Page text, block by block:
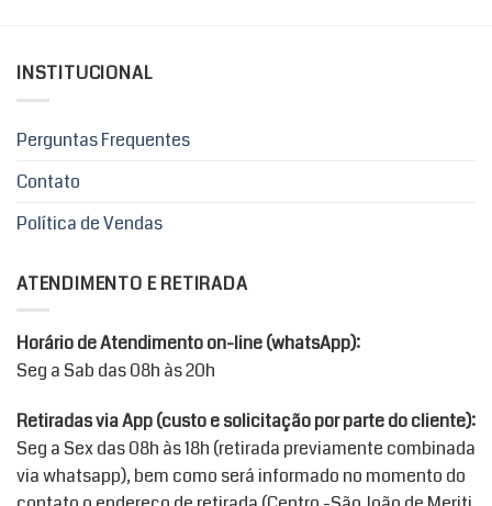
INSTITUCIONAL
Perguntas Frequentes
Contato
Política de Vendas
ATENDIMENTO E RETIRADA
Horário de Atendimento on-line (whatsApp):
Seg a Sab das 08h às 20h
Retiradas via App (custo e solicitação por parte do cliente):
Seg a Sex das 08h às 18h (retirada previamente combinada
via whatsapp), bem como será informado no momento do